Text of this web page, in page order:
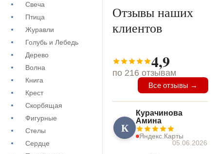
Свеча
Птица
Журавли
Голубь и Лебедь
Дерево
Волна
Книга
Крест
Скорбящая
Фигурные
Стелы
Сердце
Отзывы наших
клиентов
4,9
по 216 отзывам
Все отзывы →
К
Курачинова
Амина
Яндекс.Карты
05.06.2026